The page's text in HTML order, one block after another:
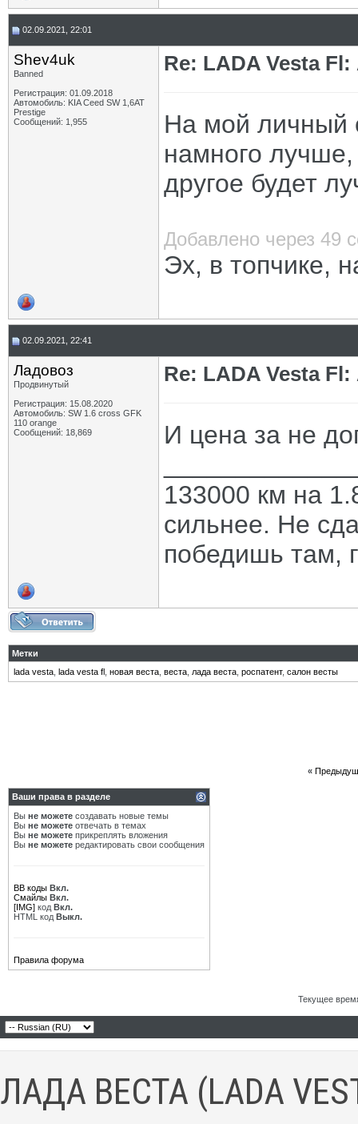
02.09.2021, 22:01
Shev4uk
Banned
Регистрация: 01.09.2018
Автомобиль: KIA Ceed SW 1,6AT
Prestige
Сообщений: 1,955
Re: LADA Vesta
На мой личный
намного
другое будет
Добавлено через 49
Эх, в топчике,
02.09.2021, 22:41
Ладовоз
Продвинутый
Регистрация: 15.08.2020
Автомобиль: SW 1.6 cross GFK
110 orange
Сообщений: 18,869
Re: LADA Vesta
И цена за не
133000 км на
сильнее. Не
победишь там,
Метки
lada vesta lada vesta fl новая веста веста лада веста роспатент, салон весты
«
Ваши права в разделе
Вы не можете создавать новые темы
Вы не можете отвечать в темах
Вы не можете прикреплять вложения
Вы не можете редактировать свои сообщения
BB коды Вкл.
Смайлы Вкл.
[IMG] код Вкл.
HTML код Выкл.
Правила форума
Текущее
ЛАДА ВЕСТА (LADA